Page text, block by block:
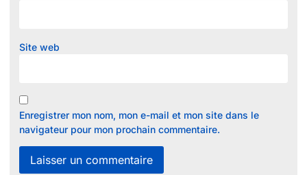
Site web
Enregistrer mon nom, mon e-mail et mon site dans le
navigateur pour mon prochain commentaire.